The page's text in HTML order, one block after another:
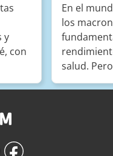
y
con
En el
los
salud.
Facebook